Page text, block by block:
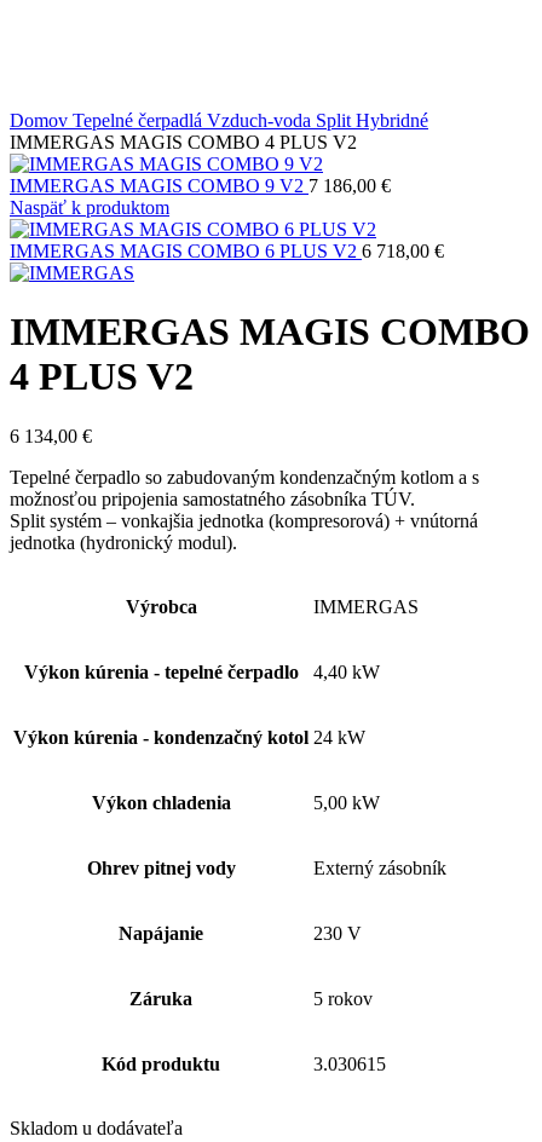
Domov Tepelné čerpadlá Vzduch-voda Split Hybridné
IMMERGAS MAGIS COMBO 4 PLUS V2
IMMERGAS MAGIS COMBO 9 V2 7 186,00 €
Naspäť k produktom
IMMERGAS MAGIS COMBO 6 PLUS V2 6 718,00 €
IMMERGAS MAGIS COMBO
4 PLUS V2
6 134,00 €
Tepelné čerpadlo so zabudovaným kondenzačným kotlom a s
možnosťou pripojenia samostatného zásobníka TÚV.
Split systém – vonkajšia jednotka (kompresorová) + vnútorná
jednotka (hydronický modul).
Výrobca IMMERGAS
Výkon kúrenia - tepelné čerpadlo 4,40 kW
Výkon kúrenia - kondenzačný kotol 24 kW
Výkon chladenia 5,00 kW
Ohrev pitnej vody Externý zásobník
Napájanie 230 V
Záruka 5 rokov
Kód produktu 3.030615
Skladom u dodávateľa